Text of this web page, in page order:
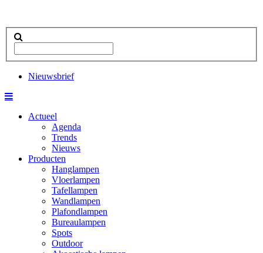
Nieuwsbrief
Actueel
Agenda
Trends
Nieuws
Producten
Hanglampen
Vloerlampen
Tafellampen
Wandlampen
Plafondlampen
Bureaulampen
Spots
Outdoor